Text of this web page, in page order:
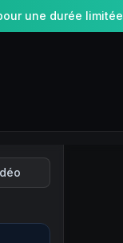
une durée limitée